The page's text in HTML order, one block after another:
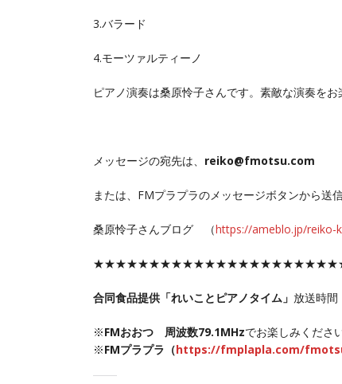
3.バラード
4.モーツァルティーノ
ピアノ演奏は桑原怜子さんです。素敵な演奏をお
メッセージの宛先は、 reiko@fmotsu.com
または、FMプラプラのメッセージボタンから送信
桑原怜子さんブログ （https://ameblo.jp/reiko-
合同食品提供「れいことピアノタイム」 放送時
※FMおおつ 周波数79.1MHzでお楽しみください
※FMプラプラ（https://fmplapla.com/